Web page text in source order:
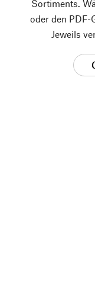
Sortiments.
oder den PDF-
Jeweils